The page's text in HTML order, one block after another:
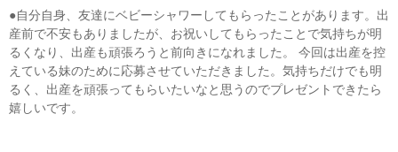
●自分自身、友達にベビーシャワーしてもらったことがあります。出
産前で不安もありましたが、お祝いしてもらったことで気持ちが明
るくなり、出産も頑張ろうと前向きになれました。 今回は出産を控
えている妹のために応募させていただきました。気持ちだけでも明
るく、出産を頑張ってもらいたいなと思うのでプレゼントできたら
嬉しいです。